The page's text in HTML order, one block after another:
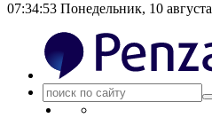
07:34:53 Понедельник, 10 августа